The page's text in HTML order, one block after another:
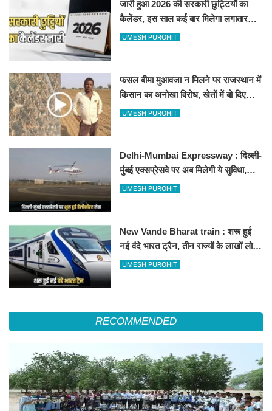
जारी हुआ 2026 की सरकारी छुट्टियों का
कैलेंडर, इस साल कई बार मिलेगा लगातार
अवकाश, देखें
UMESH PUROHIT
फसल बीमा मुआवजा न मिलने पर राजस्थान में
किसान का अनोखा विरोध, खेतों में बो दिए
500-500 रुपए के नोट, वीडियो वायरल
UMESH PUROHIT
Delhi-Mumbai Expressway : दिल्ली-
मुंबई एक्सप्रेसवे पर अब मिलेगी ये सुविधा,
हेलीकॉप्टर सर्विस से तुरंत घायल पहुंचेगा
UMESH PUROHIT
New Vande Bharat train : शरू हुई
नई वंदे भारत ट्रैन, तीन राज्यों के लाखों लोगों
का सफर होगा आसान, देखें पूरा रूटमैप
UMESH PUROHIT
RECOMMENDED